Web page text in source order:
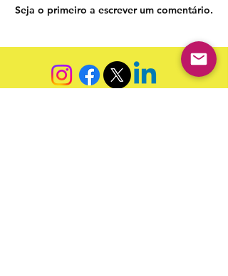
Seja o primeiro a escrever um comentário.